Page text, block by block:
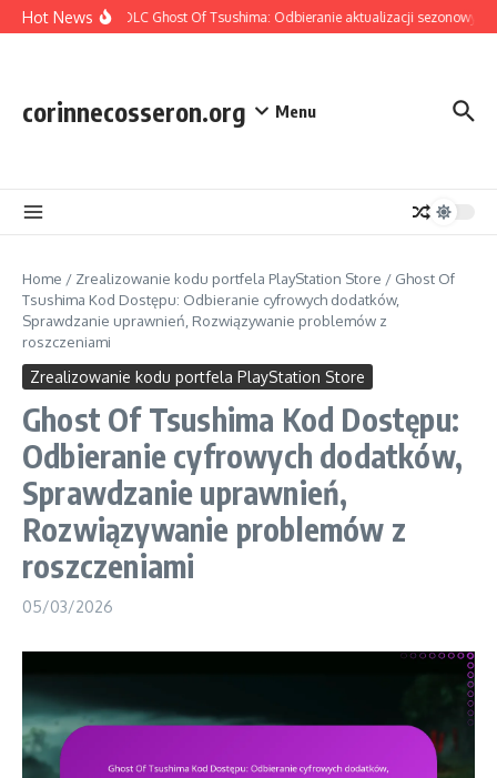
Skip to content
Hot News
Zawartość DLC Ghost Of Tsushima: Odbieranie aktualizacji sezonowych,
corinnecosseron.org Menu
Home / Zrealizowanie kodu portfela PlayStation Store / Ghost Of
Tsushima Kod Dostępu: Odbieranie cyfrowych dodatków,
Sprawdzanie uprawnień, Rozwiązywanie problemów z
roszczeniami
Zrealizowanie kodu portfela PlayStation Store
Ghost Of Tsushima Kod Dostępu:
Odbieranie cyfrowych dodatków,
Sprawdzanie uprawnień,
Rozwiązywanie problemów z
roszczeniami
05/03/2026